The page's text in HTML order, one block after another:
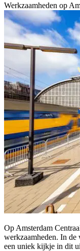
Werkzaamheden op
Op Amsterdam
werkzaamheden. In
een uniek kijkje in dit